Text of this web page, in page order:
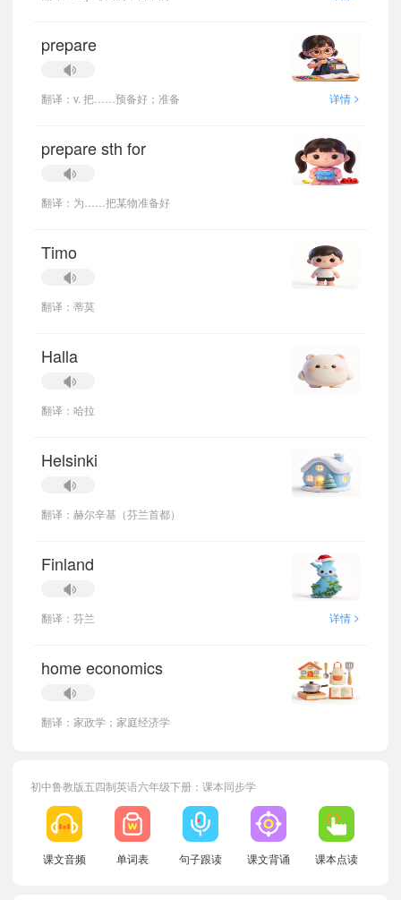
prepare
翻译：v. 把……预备好；准备 详情 >
prepare sth for
翻译：为……把某物准备好
Timo
翻译：蒂莫
Halla
翻译：哈拉
Helsinki
翻译：赫尔辛基（芬兰首都）
Finland
翻译：芬兰 详情 >
home economics
翻译：家政学；家庭经济学
初中鲁教版五四制英语六年级下册：课本同步学
课文音频 单词表 句子跟读 课文背诵 课本点读
小宝253901 正在学习
鲁教版五四制八年级下册Unit 3单词
小宝412965
正在学习 鲁教版五四制八年级上册Unit 7单词